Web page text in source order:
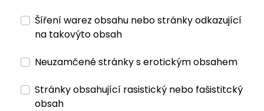
Šíření warez obsahu nebo stránky odkazující
na takovýto obsah
Neuzamčené stránky s erotickým obsahem
Stránky obsahující rasistický nebo fašistitcký
obsah